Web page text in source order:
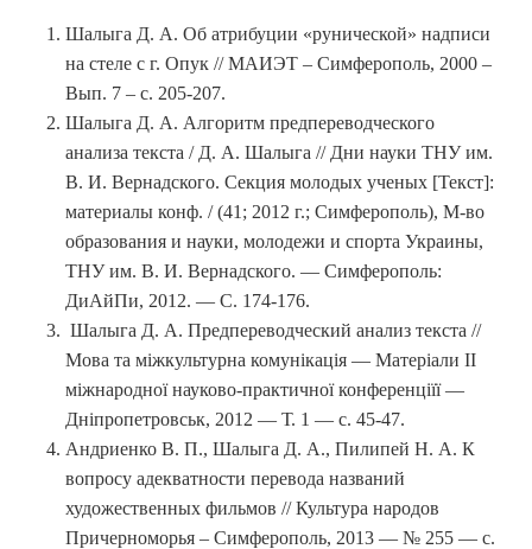
Шалыга Д. А. Об атрибуции «рунической» надписи
на стеле с г. Опук // МАИЭТ – Симферополь, 2000 –
Вып. 7 – с. 205-207.
Шалыга Д. А. Алгоритм предпереводческого
анализа текста / Д. А. Шалыга // Дни науки ТНУ им.
В. И. Вернадского. Секция молодых ученых [Текст]:
материалы конф. / (41; 2012 г.; Симферополь), М-во
образования и науки, молодежи и спорта Украины,
ТНУ им. В. И. Вернадского. — Симферополь:
ДиАйПи, 2012. — С. 174-176.
Шалыга Д. А. Предпереводческий анализ текста //
Мова та міжкультурна комунікація — Матеріали ІІ
міжнародної науково-практичної конференціїї —
Дніпропетровськ, 2012 — Т. 1 — с. 45-47.
Андриенко В. П., Шалыга Д. А., Пилипей Н. А. К
вопросу адекватности перевода названий
художественных фильмов // Культура народов
Причерноморья – Симферополь, 2013 — № 255 — с.